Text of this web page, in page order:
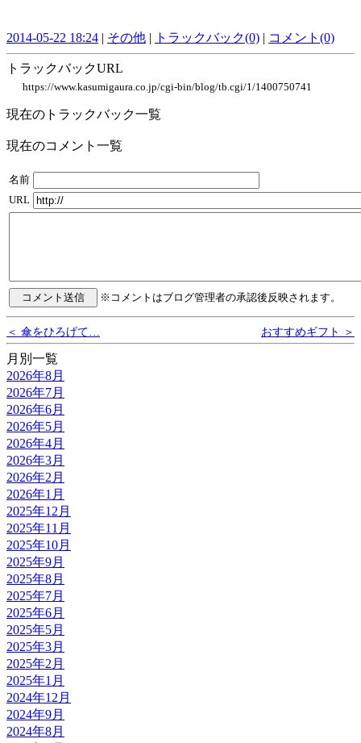
2014-05-22 18:24 | その他 | トラックバック(0) | コメント(0)
トラックバックURL
https://www.kasumigaura.co.jp/cgi-bin/blog/tb.cgi/1/1400750741
現在のトラックバック一覧
現在のコメント一覧
名前
URL
※コメントはブログ管理者の承認後反映されます。
＜ 傘をひろげて… おすすめギフト ＞
月別一覧
2026年8月
2026年7月
2026年6月
2026年5月
2026年4月
2026年3月
2026年2月
2026年1月
2025年12月
2025年11月
2025年10月
2025年9月
2025年8月
2025年7月
2025年6月
2025年5月
2025年3月
2025年2月
2025年1月
2024年12月
2024年9月
2024年8月